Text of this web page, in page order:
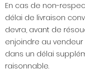
En cas de non-
délai de livraison
devra, avant de
enjoindre au vendeur
dans un délai
raisonnable.